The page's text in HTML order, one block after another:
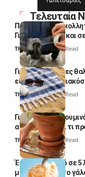
Τελευταία
Πολλοί βάζουν
Γιατί το κάνουν και
Thali Ombre 4 Min Read
Γιατί οι πετσέτες
είναι μόνο για
Thali Ombre5 Min Read
Γιατί βάζουν
απλό κόλπο και τι
Thali Ombre4 Min Read
Έτοιμο παγωτό σε 5
μετατρέψετε το